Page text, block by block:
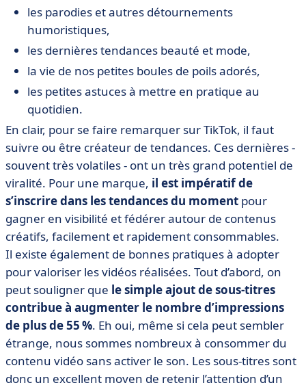
les parodies et autres détournements
humoristiques,
les dernières tendances beauté et mode,
la vie de nos petites boules de poils adorés,
les petites astuces à mettre en pratique au
quotidien.
En clair, pour se faire remarquer sur TikTok, il faut
suivre ou être créateur de tendances. Ces dernières -
souvent très volatiles - ont un très grand potentiel de
viralité. Pour une marque, il est impératif de
s’inscrire dans les tendances du moment pour
gagner en visibilité et fédérer autour de contenus
créatifs, facilement et rapidement consommables.
Il existe également de bonnes pratiques à adopter
pour valoriser les vidéos réalisées. Tout d’abord, on
peut souligner que le simple ajout de sous-titres
contribue à augmenter le nombre d’impressions
de plus de 55 %. Eh oui, même si cela peut sembler
étrange, nous sommes nombreux à consommer du
contenu vidéo sans activer le son. Les sous-titres sont
donc un excellent moyen de retenir l’attention d’un